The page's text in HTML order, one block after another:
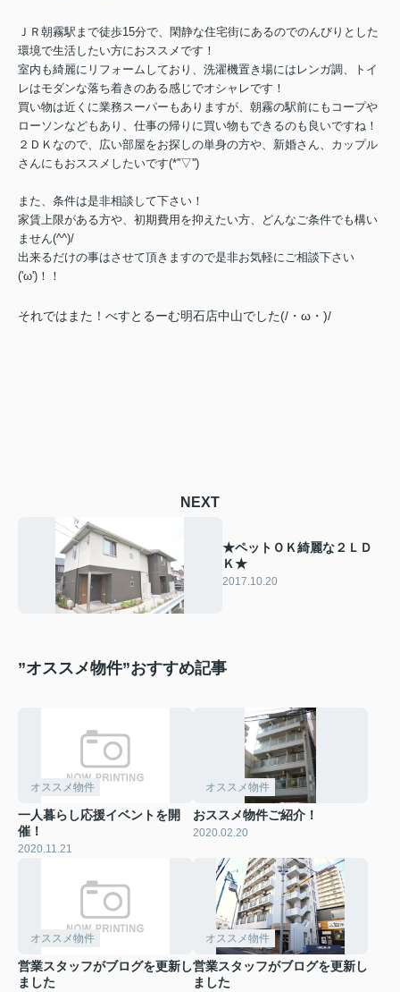
ＪＲ朝霧駅まで徒歩15分で、閑静な住宅街にあるのでのんびりとした
環境で生活したい方におススメです！
室内も綺麗にリフォームしており、洗濯機置き場にはレンガ調、トイ
レはモダンな落ち着きのある感じでオシャレです！
買い物は近くに業務スーパーもありますが、朝霧の駅前にもコープや
ローソンなどもあり、仕事の帰りに買い物もできるのも良いですね！
２ＤＫなので、広い部屋をお探しの単身の方や、新婚さん、カップル
さんにもおススメしたいです(*''▽'')
また、条件は是非相談して下さい！
家賃上限がある方や、初期費用を抑えたい方、どんなご条件でも構い
ません(^^)/
出来るだけの事はさせて頂きますので是非お気軽にご相談下さい
('ω')！！
それではまた！べすとるーむ明石店中山でした(/・ω・)/
NEXT
★ペットＯＫ綺麗な２ＬＤ
Ｋ★
2017.10.20
”オススメ物件”おすすめ記事
オススメ物件
一人暮らし応援イベントを開
催！
2020.11.21
オススメ物件
おススメ物件ご紹介！
2020.02.20
オススメ物件
営業スタッフがブログを更新し
ました
オススメ物件
営業スタッフがブログを更新し
ました